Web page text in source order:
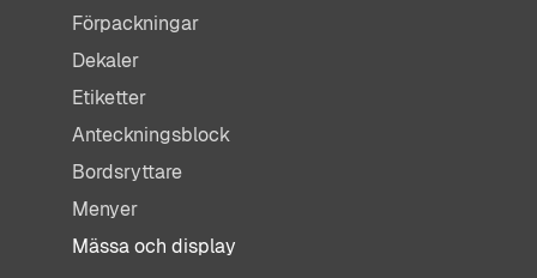
Förpackningar
Dekaler
Etiketter
Anteckningsblock
Bordsryttare
Menyer
Mässa och display